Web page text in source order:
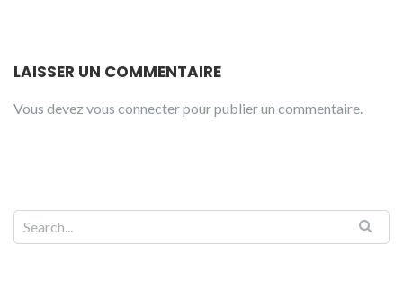
LAISSER UN COMMENTAIRE
Vous devez vous connecterpour publier un commentaire.